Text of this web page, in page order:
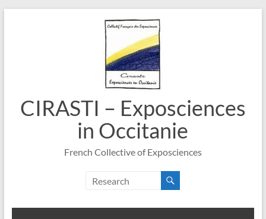
CIRASTI – Exposciences
in Occitanie
French Collective of Exposciences